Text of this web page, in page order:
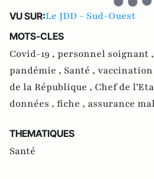
VU SUR:Le JDD - Sud-Ouest
MOTS-CLES
Covid-19 , personnel soignant ,
pandémie , Santé , vaccination
de la République , Chef de
données , fiche , assurance
THEMATIQUES
Santé